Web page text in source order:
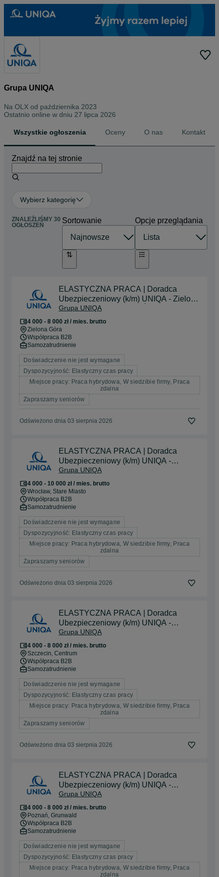
Grupa UNIQA
Na OLX od października 2023
Ostatnio online w dniu 27 lipca 2026
Wszystkie ogłoszenia Oceny O nas Kontakt
Znajdź na tej stronie
Wybierz kategorię
ZNALEŹLIŚMY 30
OGŁOSZEŃ
Sortowanie Opcje przeglądania
ELASTYCZNA PRACA | Doradca
Ubezpieczeniowy (k/m) UNIQA - Zielona
Góra i okolice | BEZ DOŚWIADCZENA
Grupa UNIQA
4 000 - 8 000 zł / mies. brutto
Zielona Góra
Współpraca B2B
Samozatrudnienie
Doświadczenie nie jest wymagane
Dyspozycyjność: Elastyczny czas pracy
Miejsce pracy: Praca hybrydowa, W siedzibie firmy, Praca
zdalna
Zapraszamy seniorów
Odświeżono dnia 03 sierpnia 2026
ELASTYCZNA PRACA | Doradca
Ubezpieczeniowy (k/m) UNIQA -
Wrocław i okolice | BEZ
DOŚWIADCZENA
Grupa UNIQA
4 000 - 10 000 zł / mies. brutto
Wrocław, Stare Miasto
Współpraca B2B
Samozatrudnienie
Doświadczenie nie jest wymagane
Dyspozycyjność: Elastyczny czas pracy
Miejsce pracy: Praca hybrydowa, W siedzibie firmy, Praca
zdalna
Zapraszamy seniorów
Odświeżono dnia 03 sierpnia 2026
ELASTYCZNA PRACA | Doradca
Ubezpieczeniowy (k/m) UNIQA -
Szczecin i okolice | BEZ
DOŚWIADCZENA
Grupa UNIQA
4 000 - 8 000 zł / mies. brutto
Szczecin, Centrum
Współpraca B2B
Samozatrudnienie
Doświadczenie nie jest wymagane
Dyspozycyjność: Elastyczny czas pracy
Miejsce pracy: Praca hybrydowa, W siedzibie firmy, Praca
zdalna
Zapraszamy seniorów
Odświeżono dnia 03 sierpnia 2026
ELASTYCZNA PRACA | Doradca
Ubezpieczeniowy (k/m) UNIQA -
Poznań i okolice | BEZ
DOŚWIADCZENA
Grupa UNIQA
4 000 - 8 000 zł / mies. brutto
Poznań, Grunwald
Współpraca B2B
Samozatrudnienie
Doświadczenie nie jest wymagane
Dyspozycyjność: Elastyczny czas pracy
Miejsce pracy: Praca hybrydowa, W siedzibie firmy, Praca
zdalna